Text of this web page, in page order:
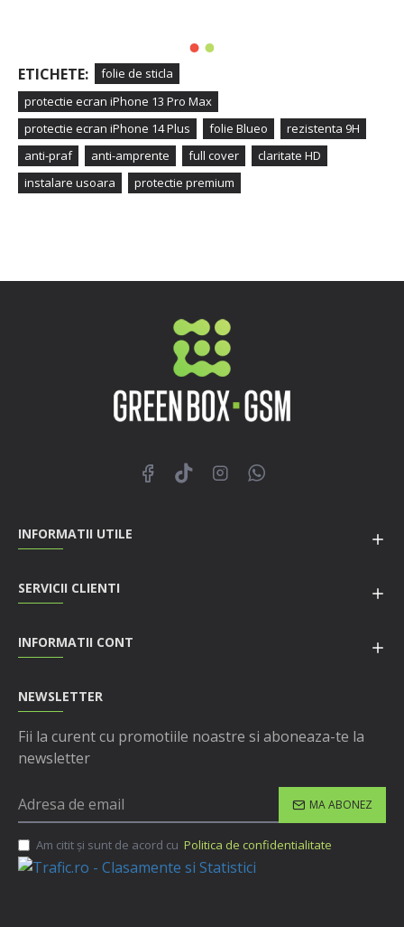
ETICHETE:
folie de sticla
protectie ecran iPhone 13 Pro Max
protectie ecran iPhone 14 Plus
folie Blueo
rezistenta 9H
anti-praf
anti-amprente full cover
claritate HD
instalare usoara
protectie premium
INFORMATII UTILE
SERVICII CLIENTI
INFORMATII CONT
NEWSLETTER
Fii la curent cu promotiile noastre si aboneaza-te la
newsletter
MA ABONEZ
Am citit şi sunt de acord cu Politica de confidentialitate